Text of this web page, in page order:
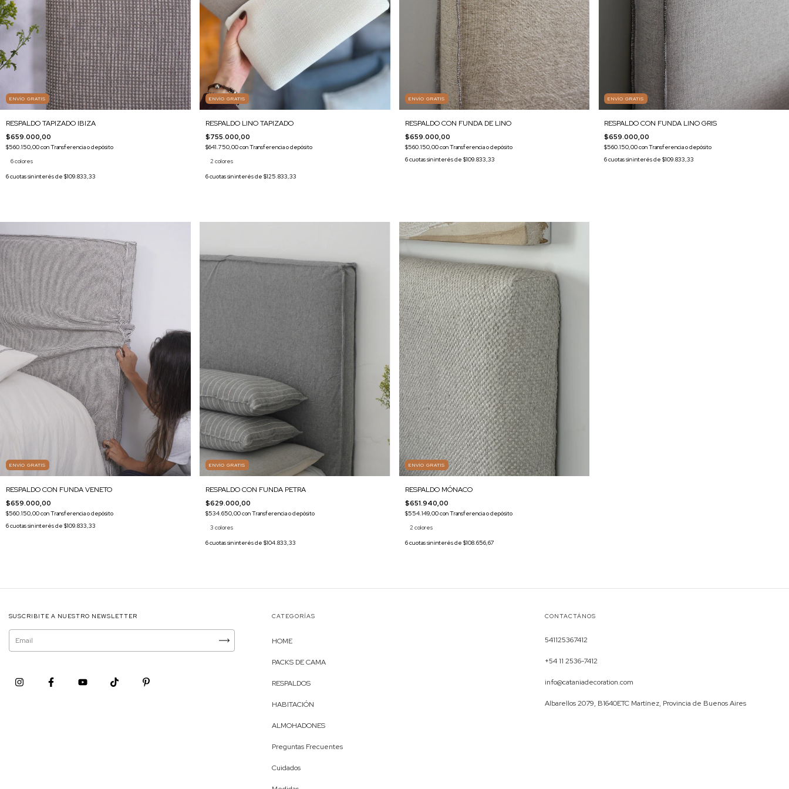
ENVÍO GRATIS
RESPALDO TAPIZADO IBIZA
$659.000,00
$560.150,00conTransferencia o depósito
6 colores
6cuotas sin interés de $109.833,33
ENVÍO GRATIS
RESPALDO LINO TAPIZADO
$755.000,00
$641.750,00conTransferencia o depósito
2 colores
6cuotas sin interés de $125.833,33
ENVÍO GRATIS
RESPALDO CON FUNDA DE LINO
$659.000,00
$560.150,00conTransferencia o depósito
6cuotas sin interés de $109.833,33
ENVÍO GRATIS
RESPALDO CON FUNDA LINO GRIS
$659.000,00
$560.150,00conTransferencia o depósito
6cuotas sin interés de$109.833,33
ENVÍO GRATIS
RESPALDO CON FUNDA VENETO
$659.000,00
$560.150,00conTransferencia o depósito
6cuotas sin interés de $109.833,33
ENVÍO GRATIS
RESPALDO CON FUNDA PETRA
$629.000,00
$534.650,00conTransferencia o depósito
3 colores
6cuotas sin interés de $104.833,33
ENVÍO GRATIS
RESPALDO MÓNACO
$651.940,00
$554.149,00conTransferencia o depósito
2 colores
6cuotas sin interés de $108.656,67
SUSCRIBITE A NUESTRO NEWSLETTER CATEGORÍAS
HOME
PACKS DE CAMA
RESPALDOS
HABITACIÓN
ALMOHADONES
Preguntas Frecuentes
Cuidados
CONTACTÁNOS
541125367412
+54 11 2536-7412
info@cataniadecoration.com
Albarellos 2079, B1640ETC Martínez, Provincia de Buenos Aires